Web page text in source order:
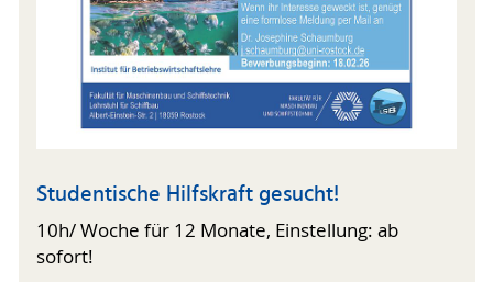
Studentische Hilfskraft gesucht!
10h/ Woche für 12 Monate, Einstellung: ab
sofort!